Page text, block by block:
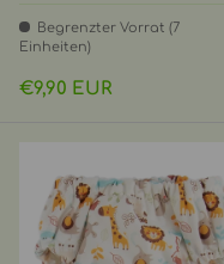
Begrenzter Vorrat (7
Einheiten)
Normaler Preis
€9,90 EUR